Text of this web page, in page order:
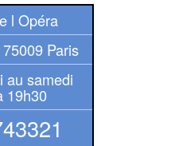
l Opéra
Paris
au samedi
19h30